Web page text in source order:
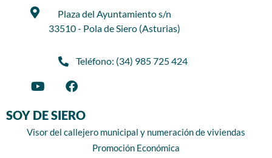
Plaza del Ayuntamiento s/n
33510 - Pola de Siero (Asturias)
Teléfono: (34) 985 725 424
SOY DE SIERO
Visor del callejero municipal y numeración de viviendas
Promoción Económica